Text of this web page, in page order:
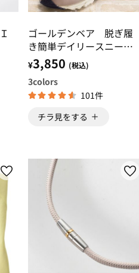
ゴールデンベア 脱ぎ履
き簡単デイリースニーカ
ー
¥3,850 (税込)
3colors
101件
チラ見をする